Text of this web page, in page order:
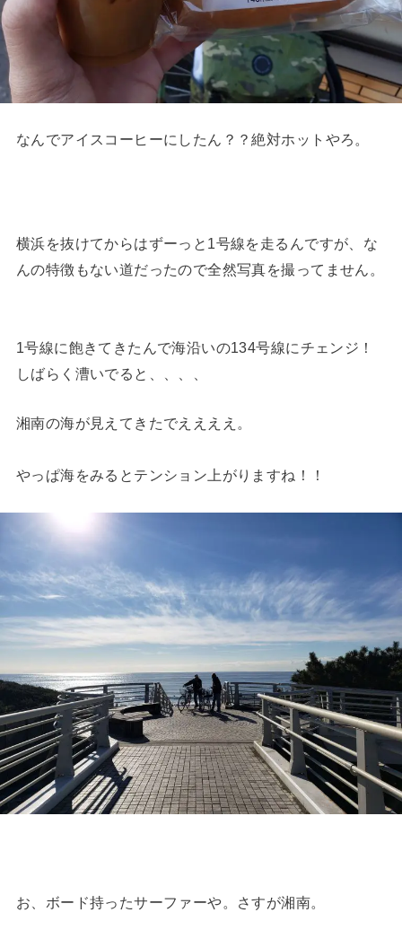
なんでアイスコーヒーにしたん？？絶対ホットやろ。
横浜を抜けてからはずーっと1号線を走るんですが、な
んの特徴もない道だったので全然写真を撮ってません。
1号線に飽きてきたんで海沿いの134号線にチェンジ！
しばらく漕いでると、、、、
湘南の海が見えてきたでええええ。
やっぱ海をみるとテンション上がりますね！！
お、ボード持ったサーファーや。さすが湘南。